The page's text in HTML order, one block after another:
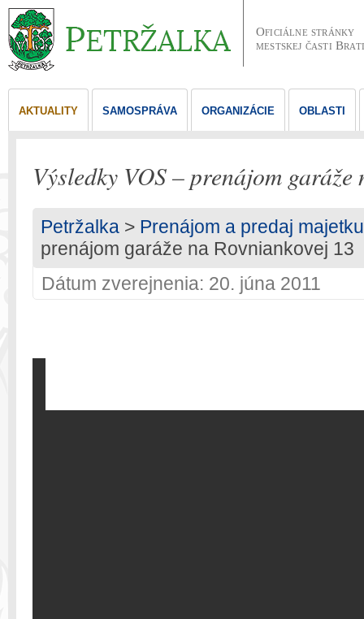
Oficiálne stránky
mestskej časti
AKTUALITY SAMOSPRÁVA ORGANIZÁCIE OBLASTI
Výsledky VOS – prenájom
Petržalka > Prenájom a predaj majetku
prenájom garáže na Rovniankovej 13
Dátum zverejnenia: 20. júna 2011